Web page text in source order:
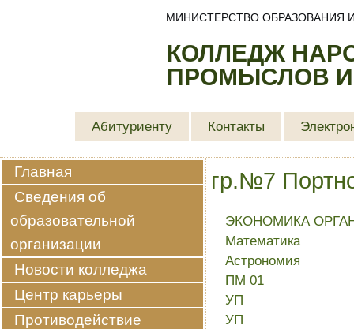
КОЛЛЕДЖ
ПРОМЫСЛОВ
МИНИСТЕРСТВО ОБРАЗОВАНИЯ
Абитуриенту Контакты
Главная
Сведения об
образовательной
организации
Новости колледжа
Центр карьеры
Противодействие
гр.№7
ЭКОНОМИКА
Математика
Астрономия
ПМ 01
УП
УП